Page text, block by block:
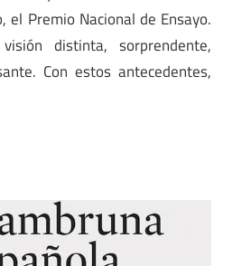
el Premio Nacional de Ensayo.
distinta, sorprendente,
Con estos antecedentes,